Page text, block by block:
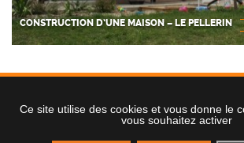
CONSTRUCTION D’UNE MAISON – LE PELLERIN
Contact Plan du site
Mentions légales
Ce site utilise des cookies et vous donne le
vous souhaitez activer